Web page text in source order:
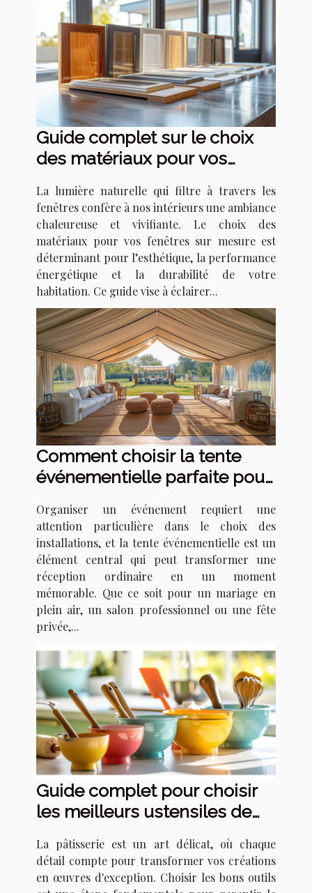
Guide complet sur le choix
des matériaux pour vos
La lumière naturelle qui filtre à travers les
fenêtres confère à nos intérieurs une ambiance
chaleureuse et vivifiante. Le choix des
matériaux pour vos fenêtres sur mesure est
déterminant pour l’esthétique, la performance
énergétique et la durabilité de votre
habitation. Ce guide vise à éclairer...
Comment choisir la tente
événementielle parfaite pour
Organiser un événement requiert une
attention particulière dans le choix des
installations, et la tente événementielle est un
élément central qui peut transformer une
réception ordinaire en un moment
mémorable. Que ce soit pour un mariage en
plein air, un salon professionnel ou une fête
privée,...
Guide complet pour choisir
les meilleurs ustensiles de
La pâtisserie est un art délicat, où chaque
détail compte pour transformer vos créations
en œuvres d'exception. Choisir les bons outils